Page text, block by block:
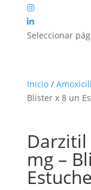
Seleccionar
Inicio/
Blister x 8 un
mg –